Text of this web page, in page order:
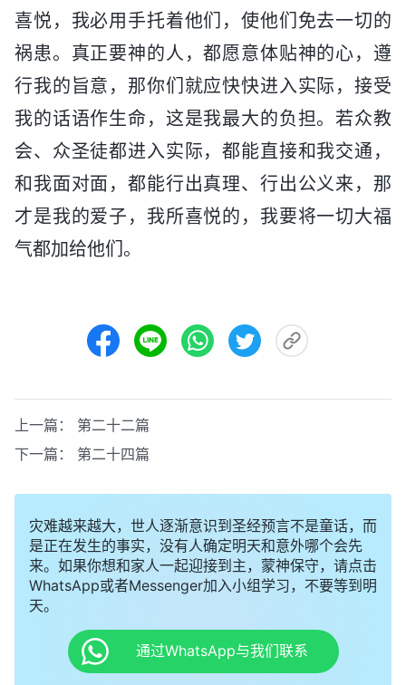
喜悦，我必用手托着他们，使他们免去一切的
祸患。真正要神的人，都愿意体贴神的心，遵
行我的旨意，那你们就应快快进入实际，接受
我的话语作生命，这是我最大的负担。若众教
会、众圣徒都进入实际，都能直接和我交通，
和我面对面，都能行出真理、行出公义来，那
才是我的爱子，我所喜悦的，我要将一切大福
气都加给他们。
上一篇： 第二十二篇
下一篇： 第二十四篇
灾难越来越大，世人逐渐意识到圣经预言不是童话，而
是正在发生的事实，没有人确定明天和意外哪个会先
来。如果你想和家人一起迎接到主，蒙神保守，请点击
WhatsApp或者Messenger加入小组学习，不要等到明
天。
通过WhatsApp与我们联系